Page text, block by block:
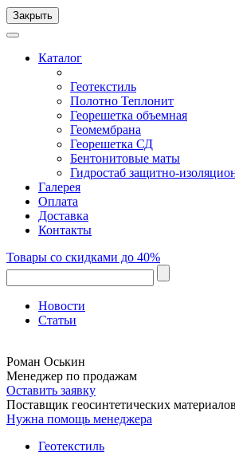
Закрыть
Каталог
Геотекстиль
Полотно Теплонит
Георешетка объемная
Геомембрана
Георешетка СД
Бентонитовые маты
Гидростаб защитно-
Галерея
Оплата
Доставка
Контакты
Товары со скидками до 40%
Новости
Статьи
Роман Оськин
Менеджер по продажам
Оставить заявку
Поставщик геосинтетических материалов
Нужна помощь менеджера
Геотекстиль